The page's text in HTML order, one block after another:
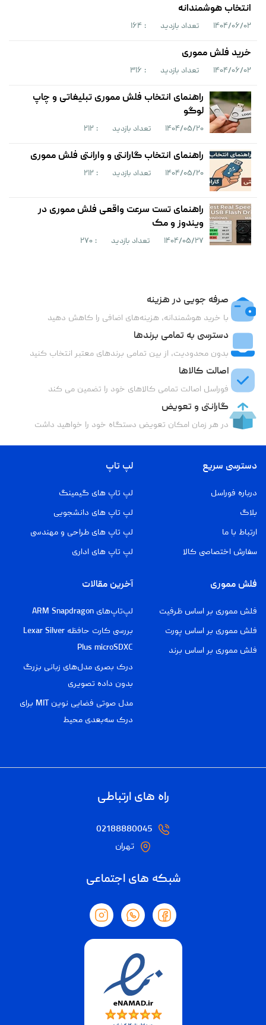
انتخاب هوشمندانه
۱۴۰۴/۰۶/۰۲ تعداد بازدید : ۱۶۴
خرید فلش مموری
۱۴۰۴/۰۶/۰۲ تعداد بازدید : ۳۱۶
راهنمای انتخاب فلش مموری تبلیغاتی و چاپ
لوگو
۱۴۰۴/۰۵/۲۰ تعداد بازدید : ۲۱۲
راهنمای انتخاب گارانتی و وارانتی فلش مموری
۱۴۰۴/۰۵/۲۰ تعداد بازدید : ۲۱۲
راهنمای تست سرعت واقعی فلش مموری در
ویندوز و مک
۱۴۰۴/۰۵/۲۷ تعداد بازدید : ۲۷۰
صرفه جویی در هزینه
با خرید هوشمندانه، هزینه‌های اضافی را کاهش دهید
دسترسی به تمامی برندها
بدون محدودیت، از بین تمامی برندهای معتبر انتخاب کنید
اصالت کالاها
فوراسل اصالت تمامی کالاهای خود را تضمین می کند
گارانتی و تعویض
در هر زمان امکان تعویض دستگاه خود را خواهید داشت
دسترسی سریع
درباره فوراسل
بلاگ
ارتباط با ما
سفارش اختصاصی کالا
لپ تاپ
لپ تاپ های گیمینگ
لپ تاپ های دانشجویی
لپ تاپ های طراحی و مهندسی
لپ تاپ های اداری
فلش مموری
فلش مموری بر اساس ظرفیت
فلش مموری بر اساس پورت
فلش مموری بر اساس برند
آخرین مقالات
لپ‌تاپ‌های ARM Snapdragon
بررسی کارت حافظه Lexar Silver
Plus microSDXC
درک بصری مدل‌های زبانی بزرگ
بدون داده تصویری
مدل صوتی فضایی نوین MIT برای
درک سه‌بعدی محیط
راه های ارتباطی
02188880045
تهران
شبکه های اجتماعی